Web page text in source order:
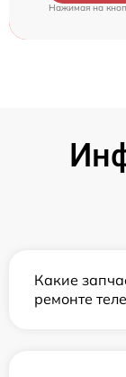
Нажимая на
Какие
ремонте